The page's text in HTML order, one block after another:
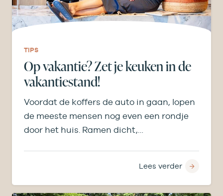
TIPS
Op vakantie? Zet je keuken in de
vakantiestand!
Voordat de koffers de auto in gaan, lopen
de meeste mensen nog even een rondje
door het huis. Ramen dicht,…
Lees verder